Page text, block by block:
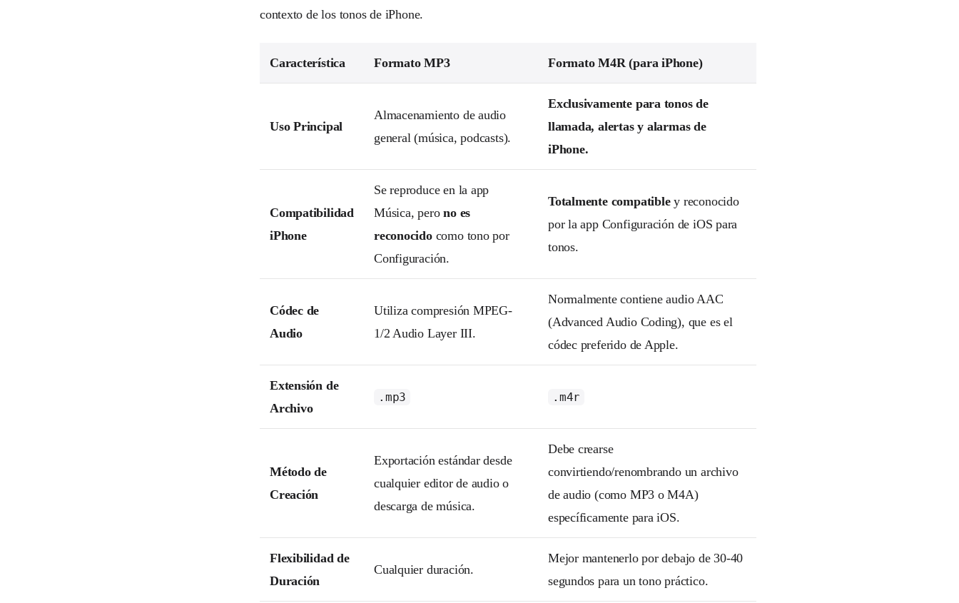
contexto de los tonos de iPhone.
Característica Formato MP3 Formato M4R (para iPhone)
Uso Principal
Almacenamiento de audio
general (música, podcasts).
Exclusivamente para tonos de
llamada, alertas y alarmas de
iPhone.
Compatibilidad
iPhone
Se reproduce en la app
Música, perono es
reconocidocomo tono por
Configuración.
Totalmente compatibley reconocido
por la app Configuración de iOS para
tonos.
Códec de
Audio
Utiliza compresión MPEG-
1/2 Audio Layer III.
Normalmente contiene audio AAC
(Advanced Audio Coding), que es el
códec preferido de Apple.
Extensión de
Archivo
.mp3 .m4r
Método de
Creación
Exportación estándar desde
cualquier editor de audio o
descarga de música.
Debe crearse
convirtiendo/renombrando un archivo
de audio (como MP3 o M4A)
específicamente para iOS.
Flexibilidad de
Duración
Cualquier duración.
Mejor mantenerlo por debajo de 30-40
segundos para un tono práctico.